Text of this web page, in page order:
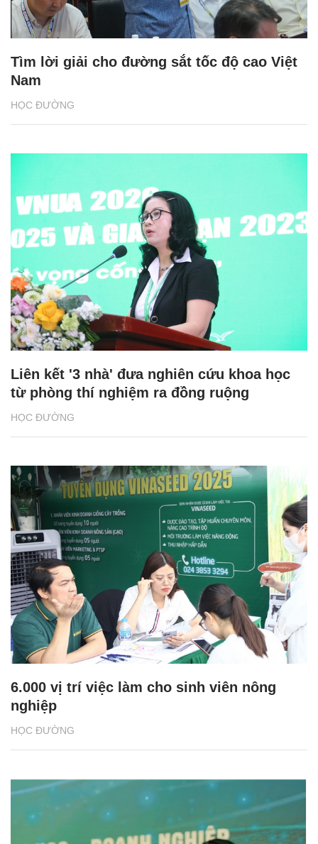
HỌC ĐƯỜNG
Tìm lời giải cho đường sắt tốc độ cao Việt
Nam
HỌC ĐƯỜNG
Liên kết '3 nhà' đưa nghiên cứu khoa học
từ phòng thí nghiệm ra đồng ruộng
HỌC ĐƯỜNG
6.000 vị trí việc làm cho sinh viên nông
nghiệp